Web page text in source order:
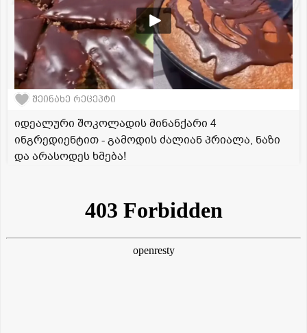
შეინახე რეცეპტი
იდეალური შოკოლადის მინანქარი 4
ინგრედიენტით - გამოდის ძალიან პრიალა, ნაზი
და არასოდეს ხმება!